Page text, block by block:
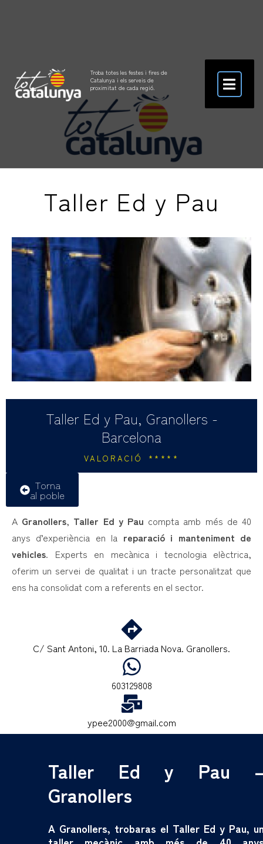
Troba totes les festes i fires de
Catalunya i els serveis de
proximitat de cada regió.
Taller Ed y Pau
Taller Ed y Pau, Granollers -
Barcelona
VALORACIÓ *****
Torna
al poble
A Granollers, Taller Ed y Pau compta amb més de 40
anys d’experiència en la reparació i manteniment de
vehicles. Experts en mecànica i tecnologia elèctrica,
oferim un servei de qualitat i un tracte personalitzat que
ens ha consolidat com a referents en el sector.
C/ Sant Antoni, 10. La Barriada Nova. Granollers.
603129808
ypee2000@gmail.com
Taller Ed y Pau
Granollers
A Granollers, trobaras el Taller Ed y Pau,